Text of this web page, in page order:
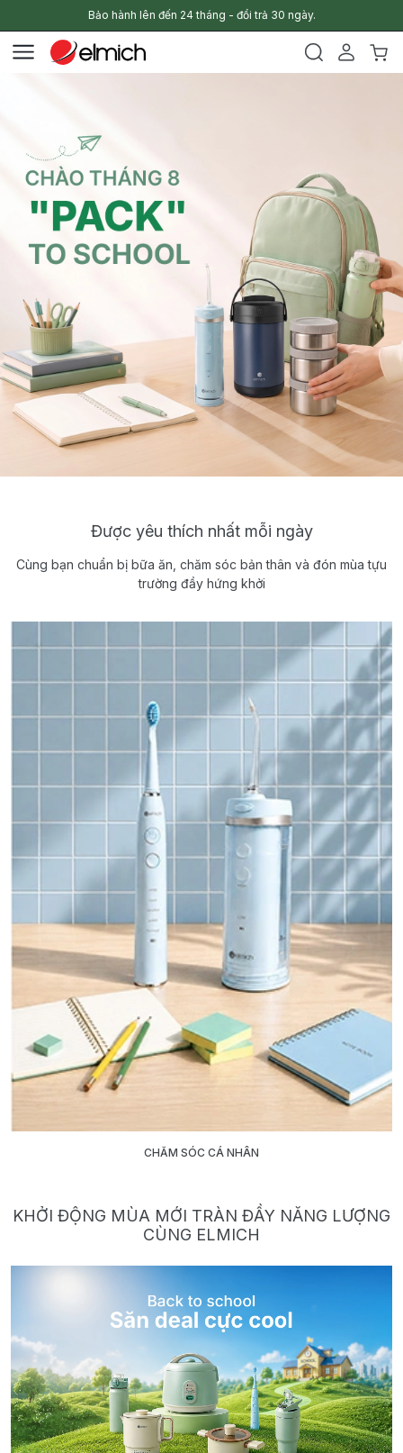
Bảo hành lên đến 24 tháng - đổi trả 30 ngày.
Được yêu thích nhất mỗi ngày
Cùng bạn chuẩn bị bữa ăn, chăm sóc bản thân và đón mùa tựu
trường đầy hứng khởi
CHĂM SÓC CÁ NHÂN
KHỞI ĐỘNG MÙA MỚI TRÀN ĐẦY NĂNG LƯỢNG
CÙNG ELMICH